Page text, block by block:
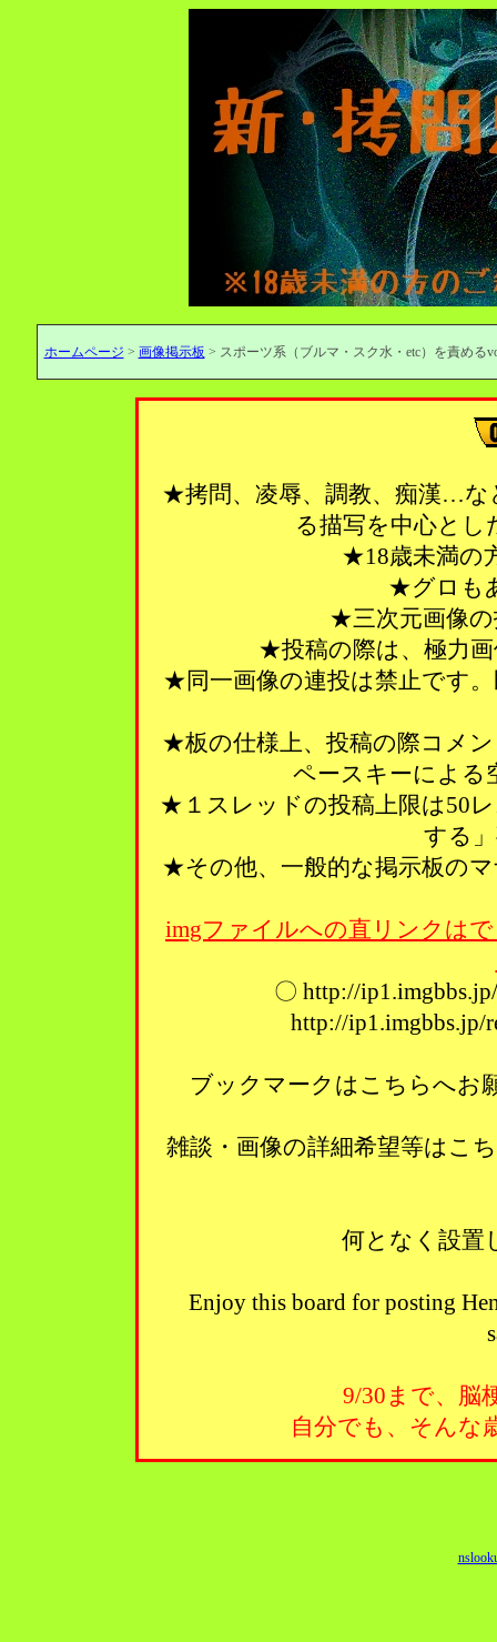
ホームページ > 画像掲示板 > スポーツ系（ブルマ・スク水・etc）を責める
★拷問、凌辱、調教、痴漢…な
る描写を中心とし
★18歳未満の
★グロも
★三次元画像
★投稿の際は、極力
★同一画像の連投は禁止です
★板の仕様上、投稿の際コメ
ペースキーによる
★１スレッドの投稿上限は50
する
★その他、一般的な掲示板の
imgファイルへの直リンクは
〇 http://
http://
ブックマークはこちらへ
雑談・画像の詳細希望等は
何となく設
Enjoy this board for posting
9/30まで、脳
自分でも、そんな